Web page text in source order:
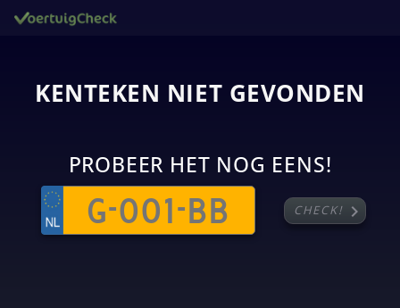
KENTEKEN NIET GEVONDEN
PROBEER HET NOG EENS!
CHECK! chevron_right